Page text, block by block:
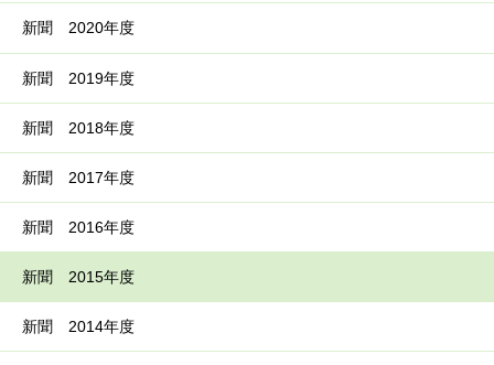
新聞 2020年度
新聞 2019年度
新聞 2018年度
新聞 2017年度
新聞 2016年度
新聞 2015年度
新聞 2014年度